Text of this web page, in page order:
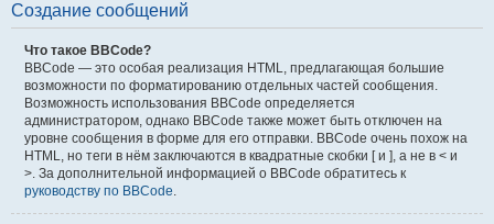
Создание сообщений
Что такое BBCode?
BBCode — это особая реализация HTML, предлагающая большие
возможности по форматированию отдельных частей сообщения.
Возможность использования BBCode определяется
администратором, однако BBCode также может быть отключен на
уровне сообщения в форме для его отправки. BBCode очень похож на
HTML, но теги в нём заключаются в квадратные скобки [ и ], а не в < и
>. За дополнительной информацией о BBCode обратитесь к
руководству по BBCode.